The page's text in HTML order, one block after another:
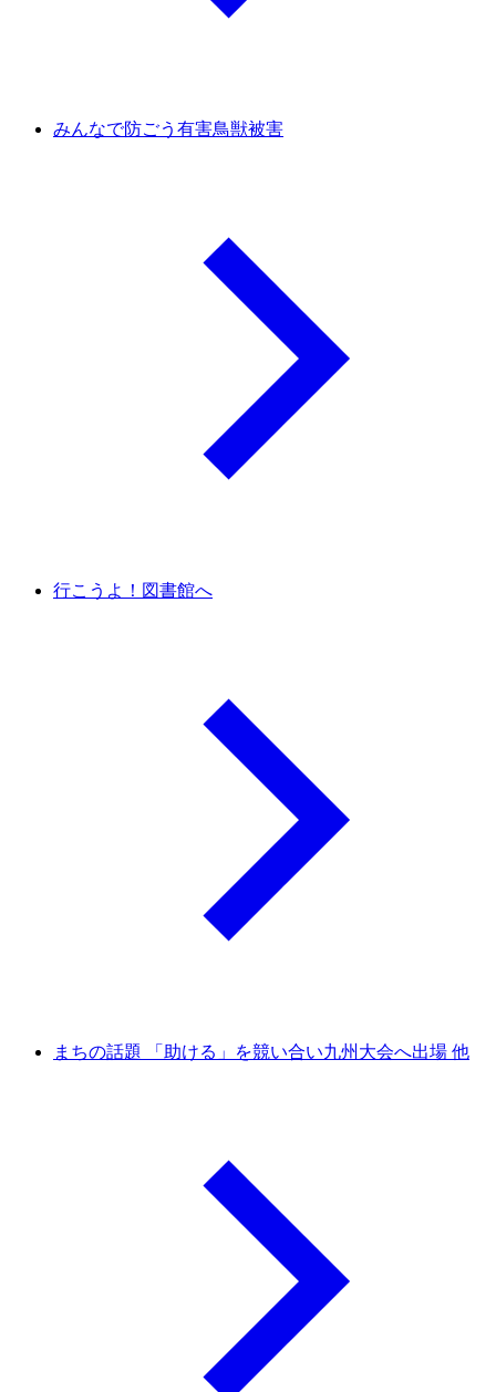
みんなで防ごう有害鳥獣被害
行こうよ！図書館へ
まちの話題 「助ける」を競い合い九州大会へ出場 他